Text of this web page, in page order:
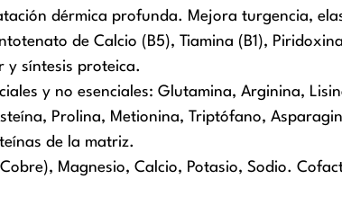
dérmica profunda. Mejora turgencia,
de Calcio (B5), Tiamina (B1),
y síntesis proteica.
y no esenciales: Glutamina, Arginina,
Prolina, Metionina, Triptófano,
de la matriz.
Magnesio, Calcio, Potasio, Sodio.